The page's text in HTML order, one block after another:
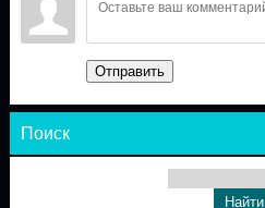
Отправить
Поиск